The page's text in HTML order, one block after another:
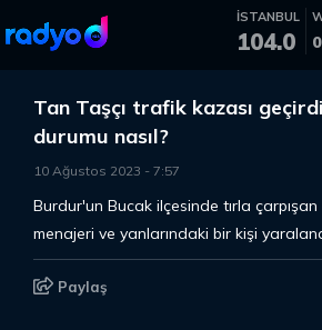
İSTANBUL
104.0
Tan Taşçı trafik kazası
durumu nasıl?
10 Ağustos 2023 - 7:57
Burdur'un Bucak ilçesinde tırla çarpışan
menajeri ve yanlarındaki bir kişi
Paylaş